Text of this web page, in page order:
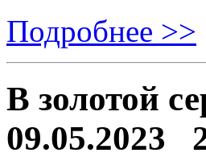
Подробнее >>
В золотой
09.05.2023